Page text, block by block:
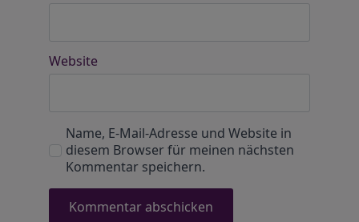
Website
Name, E-Mail-Adresse und Website in
diesem Browser für meinen nächsten
Kommentar speichern.